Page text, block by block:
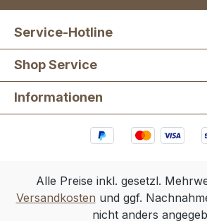
Service-Hotline
Shop Service
Informationen
Alle Preise inkl. gesetzl.
Versandkosten und ggf.
nicht anders